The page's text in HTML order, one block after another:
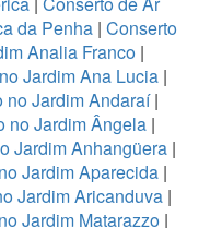
da Penha| Conserto
Analia Franco|
Jardim Ana Lucia|
Jardim Andaraí|
no Jardim Ângela |
Jardim Anhangüera|
Jardim Aparecida |
Jardim Aricanduva |
Jardim Matarazzo|